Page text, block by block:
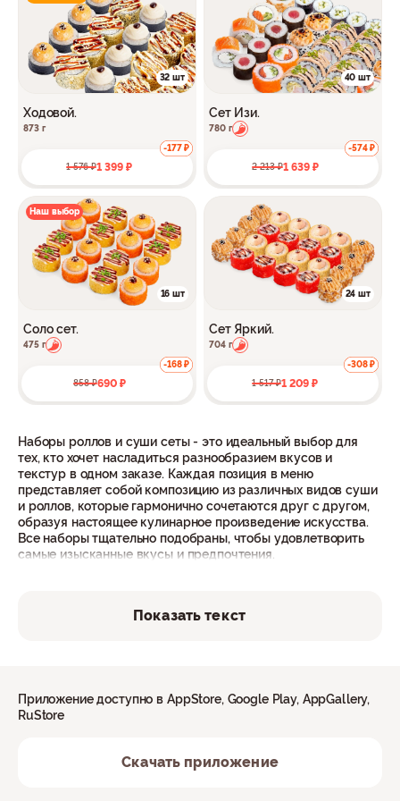
32 шт
Ходовой.
873 г
1 576 ₽1 399 ₽
-177 ₽
40 шт
Сет Изи.
780 г
2 213 ₽1 639 ₽
-574 ₽
Наш выбор
16 шт
Соло сет.
475 г
858 ₽690 ₽
-168 ₽
24 шт
Сет Яркий.
704 г
1 517 ₽1 209 ₽
-308 ₽
Наборы роллов и суши сеты - это идеальный выбор для
тех, кто хочет насладиться разнообразием вкусов и
текстур в одном заказе. Каждая позиция в меню
представляет собой композицию из различных видов суши
и роллов, которые гармонично сочетаются друг с другом,
образуя настоящее кулинарное произведение искусства.
Все наборы тщательно подобраны, чтобы удовлетворить
самые изысканные вкусы и предпочтения.
суши сеты прямо у себя дома или в офисе в Долгопрудном.
Оформите заказ прямо сейчас и насладитесь изысканным
Суши и роллы для компании
Суши сеты и наборы роллов - это отличное решение для
офисных обедов, корпоративных мероприятий или
Показать текст
Приложение доступно в AppStore, Google Play, AppGallery,
RuStore
Скачать приложение